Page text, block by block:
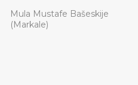
Mula Mustafe Bašeskije
(Markale)